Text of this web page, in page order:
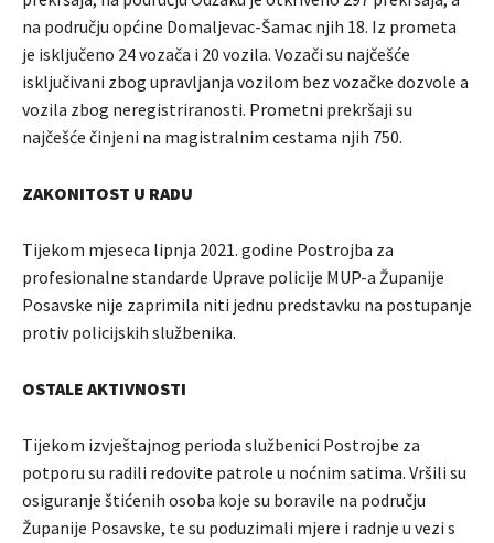
na području općine Domaljevac-Šamac njih 18. Iz prometa
je isključeno 24 vozača i 20 vozila. Vozači su najčešće
isključivani zbog upravljanja vozilom bez vozačke dozvole a
vozila zbog neregistriranosti. Prometni prekršaji su
najčešće činjeni na magistralnim cestama njih 750.
ZAKONITOST U RADU
Tijekom mjeseca lipnja 2021. godine Postrojba za
profesionalne standarde Uprave policije MUP-a Županije
Posavske nije zaprimila niti jednu predstavku na postupanje
protiv policijskih službenika.
OSTALE AKTIVNOSTI
Tijekom izvještajnog perioda službenici Postrojbe za
potporu su radili redovite patrole u noćnim satima. Vršili su
osiguranje štićenih osoba koje su boravile na području
Županije Posavske, te su poduzimali mjere i radnje u vezi s